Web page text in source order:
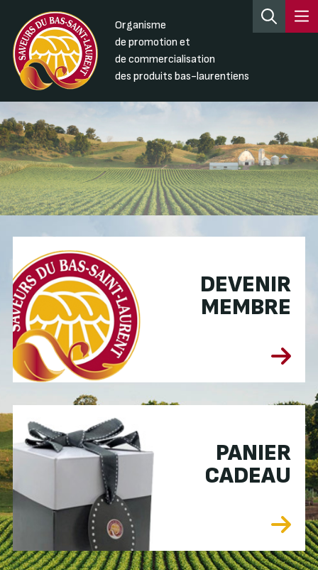
Organisme
de promotion et
de commercialisation
des produits bas-laurentiens
DEVENIR
MEMBRE
PANIER
CADEAU